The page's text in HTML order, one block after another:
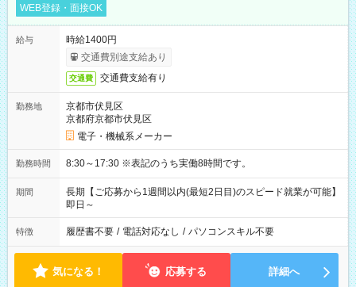
WEB登録・面接OK
給与
時給1400円
交通費別途支給あり
交通費 交通費支給有り
勤務地
京都市伏見区
京都府京都市伏見区
電子・機械系メーカー
勤務時間 8:30～17:30 ※表記のうち実働8時間です。
期間
長期【ご応募から1週間以内(最短2日目)のスピード就業が可能】
即日～
特徴 履歴書不要 / 電話対応なし / パソコンスキル不要
気になる！ 応募する 詳細へ